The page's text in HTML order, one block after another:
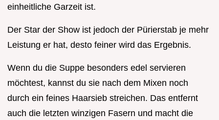
einheitliche Garzeit ist.
Der Star der Show ist jedoch der Pürierstab je mehr
Leistung er hat, desto feiner wird das Ergebnis.
Wenn du die Suppe besonders edel servieren
möchtest, kannst du sie nach dem Mixen noch
durch ein feines Haarsieb streichen. Das entfernt
auch die letzten winzigen Fasern und macht die